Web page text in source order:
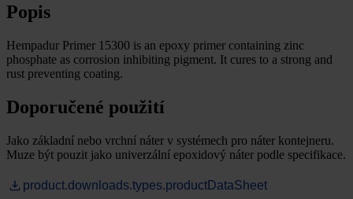
Popis
Hempadur Primer 15300 is an epoxy primer containing zinc
phosphate as corrosion inhibiting pigment. It cures to a strong and
rust preventing coating.
Doporučené použití
Jako základní nebo vrchní náter v systémech pro náter kontejneru.
Muze být pouzit jako univerzální epoxidový náter podle specifikace.
product.downloads.types.productDataSheet